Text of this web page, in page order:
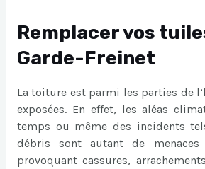
Remplacer vos
Garde-Freinet
La toiture est parmi les parties de
exposées. En effet, les aléas
temps ou même des incidents
débris sont autant de
provoquant cassures,